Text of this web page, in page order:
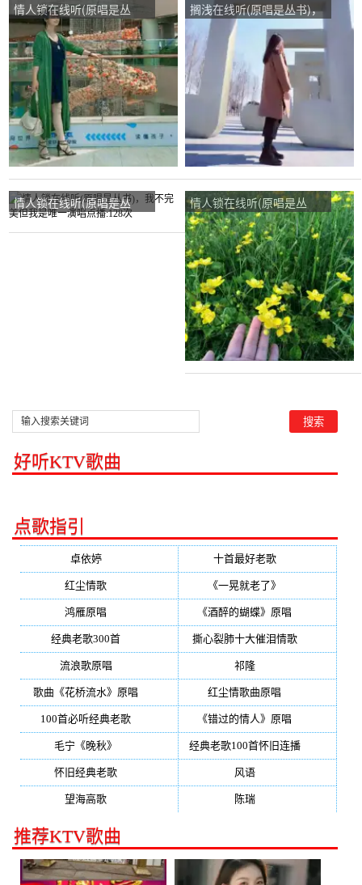
情人锁在线听(原唱是丛
书)，追梦演唱点播:60次
搁浅在线听(原唱是丛书)，
心的守候演唱点播:480次
情人锁在线听(原唱是丛
书)，我不完美但我是唯一
情人锁在线听(原唱是丛
书)，芳演唱点播:14次
好听KTV歌曲
点歌指引
卓依婷(350) 十首最好老歌(300)
红尘情歌 《一晃就老了》
鸿雁原唱 《酒醉的蝴蝶》原唱
经典老歌300首 撕心裂肺十大催泪情歌(195)
流浪歌原唱 祁隆(188)
歌曲《花桥流水》原唱 红尘情歌曲原唱
100首必听经典老歌 《错过的情人》原唱
毛宁《晚秋》 经典老歌100首怀旧连播(134)
怀旧经典老歌 风语(132)
望海高歌 陈瑞(128)
推荐KTV歌曲